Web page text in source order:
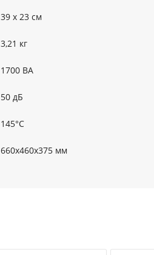
39 х 23 см
3,21 кг
1700 ВА
50 дБ
145°C
660х460х375 мм